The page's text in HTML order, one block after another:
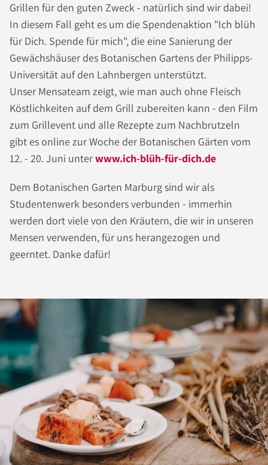
Grillen für den guten Zweck - natürlich sind wir dabei!
In diesem Fall geht es um die Spendenaktion "Ich blüh
für Dich. Spende für mich", die eine Sanierung der
Gewächshäuser des Botanischen Gartens der Philipps-
Universität auf den Lahnbergen unterstützt.
Unser Mensateam zeigt, wie man auch ohne Fleisch
Köstlichkeiten auf dem Grill zubereiten kann - den Film
zum Grillevent und alle Rezepte zum Nachbrutzeln
gibt es online zur Woche der Botanischen Gärten vom
12. - 20. Juni unterwww.ich-blüh-für-dich.de
Dem Botanischen Garten Marburg sind wir als
Studentenwerk besonders verbunden - immerhin
werden dort viele von den Kräutern, die wir in unseren
Mensen verwenden, für uns herangezogen und
geerntet. Danke dafür!